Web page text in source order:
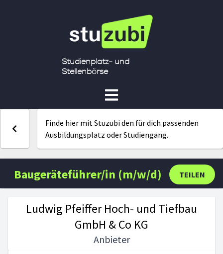
Studienplatz- und
Stellenbörse
Finde hier mit Stuzubi den für dich passenden
Ausbildungsplatz oder Studiengang.
TEILEN
Baugeräteführer/in (m/w/d)
Ludwig Pfeiffer Hoch- und Tiefbau
GmbH & Co KG
Anbieter